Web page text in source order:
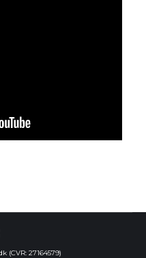
(CVR: 27164579)